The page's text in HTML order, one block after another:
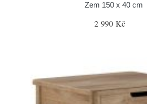
Zem 150 x 40 cm
2 990 Kč